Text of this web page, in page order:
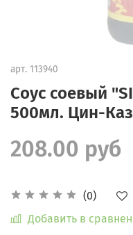
арт. 113940
Соус соевый
500мл. Цин-Каз
(0)
Добавить в
208.00 руб